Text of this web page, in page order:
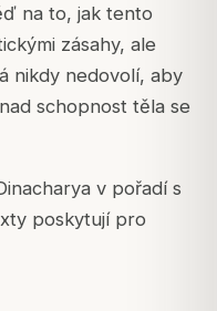
na to, jak tento
zásahy, ale
nikdy nedovolí, aby
schopnost těla se
v pořadí s
poskytují pro